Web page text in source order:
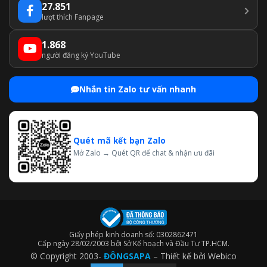
bằng của dòng môi chất lạnh giữa các máy trong khi sử dụng
đường ống có kính thước nhỏ hơn.
THÔNG SỐ KỸ THUẬT
MODEL
Nguồn điện
Công suất lạnh
Btu/h
Điện năng tiêu thụ
kW
Loại máy
27.851
lượt thích Fanpage
1.868
người đăng ký YouTube
Nhắn tin Zalo tư vấn nhanh
Quét mã kết bạn Zalo
Mở Zalo → Quét QR để chat & nhận ưu đãi
Giấy phép kinh doanh số: 0302862471
Cấp ngày 28/02/2003 bởi Sở Kế hoạch và Đầu Tư TP.HCM.
© Copyright 2003- ĐÔNGSAPA – Thiết kế bởi Webico